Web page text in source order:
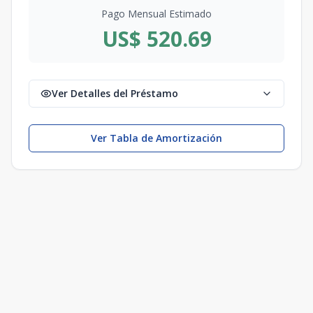
Pago Mensual Estimado
US$ 520.69
Ver Detalles del Préstamo
Ver Tabla de Amortización